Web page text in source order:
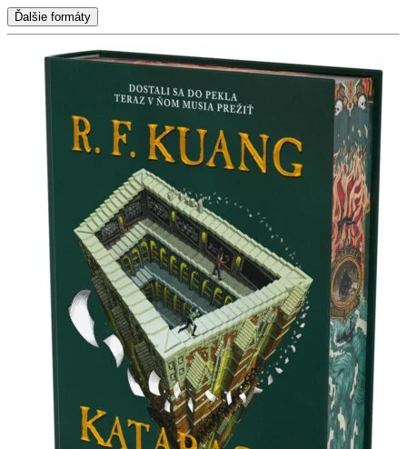
Ďalšie formáty